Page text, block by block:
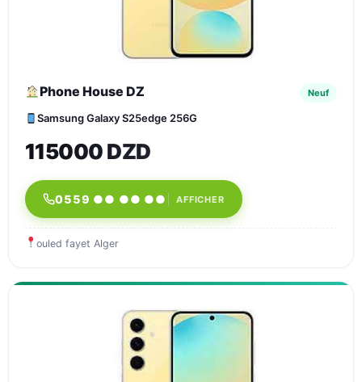
Phone House DZ Neuf
Samsung Galaxy S25edge 256G
115000 DZD
0559 ●● ●● ●● AFFICHER
ouled fayet Alger